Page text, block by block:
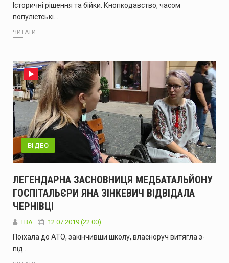
Історичні рішення та бійки. Кнопкодавство, часом
популістські…
ЧИТАТИ...
ВІДЕО
ЛЕГЕНДАРНА ЗАСНОВНИЦЯ МЕДБАТАЛЬЙОНУ
ГОСПІТАЛЬЄРИ ЯНА ЗІНКЕВИЧ ВІДВІДАЛА
ЧЕРНІВЦІ
TBA 12.07.2019 (22:00)
Поїхала до АТО, закінчивши школу, власноруч витягла з-
під…